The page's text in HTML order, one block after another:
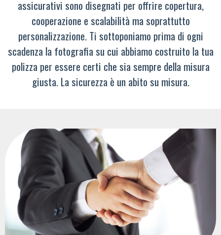
assicurativi sono disegnati per offrire copertura,
cooperazione e scalabilità ma soprattutto
personalizzazione. Ti sottoponiamo prima di ogni
scadenza la fotografia su cui abbiamo costruito la tua
polizza per essere certi che sia sempre della misura
giusta. La sicurezza è un abito su misura.